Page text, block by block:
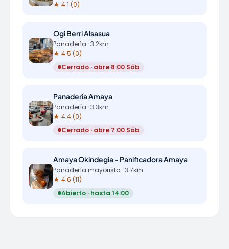
★ 4.1 (0)
Ogi Berri Alsasua
Panadería · 3.2km
★ 4.5 (0)
Cerrado · abre 8:00 Sáb
Panadería Amaya
Panadería · 3.3km
★ 4.4 (0)
Cerrado · abre 7:00 Sáb
Amaya Okindegia - Panificadora Amaya
Panadería mayorista · 3.7km
★ 4.6 (11)
Abierto · hasta 14:00